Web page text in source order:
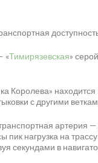
«Тимирязевская»
Королева» находится
с другими
артерия
нагрузка на
секундами в